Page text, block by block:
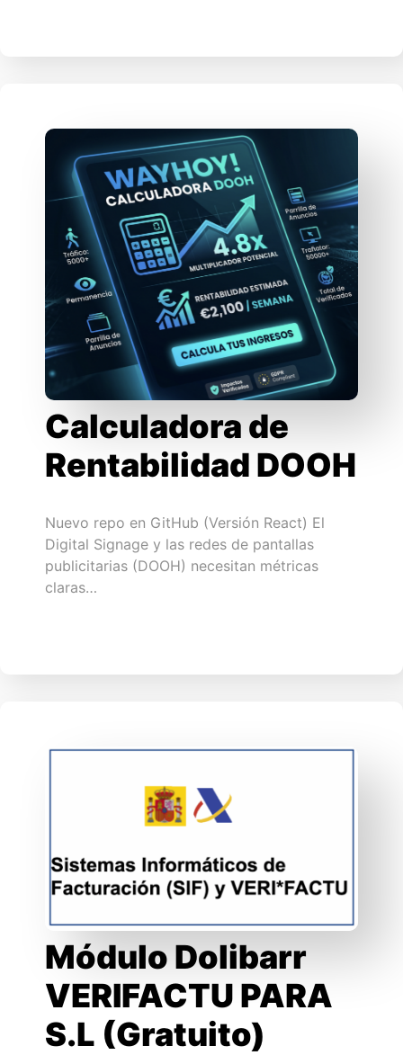
Calculadora de
Rentabilidad DOOH
Nuevo repo en GitHub (Versión React) El
Digital Signage y las redes de pantallas
publicitarias (DOOH) necesitan métricas
claras…
Módulo Dolibarr
VERIFACTU PARA
S.L (Gratuito)